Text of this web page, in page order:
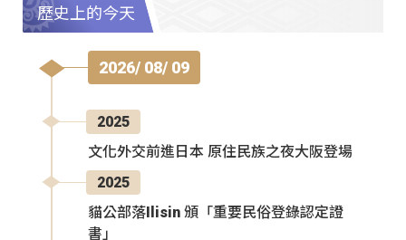
歷史上的今天
2026/ 08/ 09
2025
文化外交前進日本 原住民族之夜大阪登場
2025
貓公部落Ilisin 頒「重要民俗登錄認定證
書」